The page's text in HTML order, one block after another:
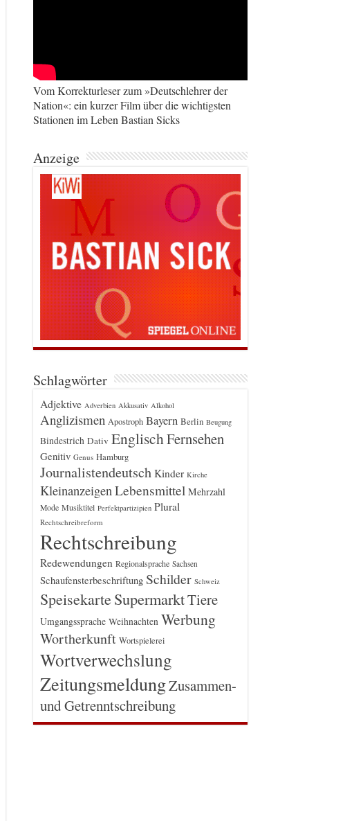
Vom Korrekturleser zum »Deutschlehrer der
Nation«: ein kurzer Film über die wichtigsten
Stationen im Leben Bastian Sicks
Anzeige
Schlagwörter
Adjektive Adverbien Akkusativ Alkohol
Anglizismen Apostroph Bayern Berlin Beugung
Bindestrich Dativ EnglischFernsehen
Genitiv Genus Hamburg
Journalistendeutsch Kinder Kirche
Kleinanzeigen Lebensmittel Mehrzahl
Mode Musiktitel Perfektpartizipien Plural
Rechtschreibreform
Rechtschreibung
Redewendungen Regionalsprache Sachsen
Schaufensterbeschriftung Schilder Schweiz
Speisekarte SupermarktTiere
Umgangssprache Weihnachten Werbung
Wortherkunft Wortspielerei
Wortverwechslung
ZeitungsmeldungZusammen-
und Getrenntschreibung